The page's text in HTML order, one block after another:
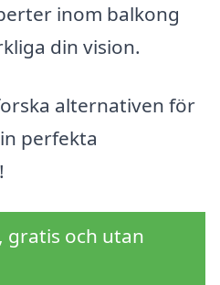
inom balkong
din vision.
alternativen för
perfekta
gratis och utan